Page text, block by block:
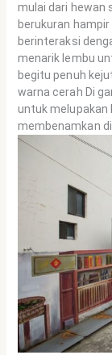
mulai dari hewan
berukuran
berinteraksi
menarik lembu
begitu penuh
warna cerah Di
untuk melupakan
membenamkan